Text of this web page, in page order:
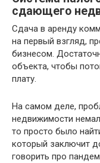
сдающего
Сдача в аренду
на первый взгляд,
бизнесом.
объекта, чтобы
плату.
На самом деле,
недвижимости
то просто было
который заключит
говорить про